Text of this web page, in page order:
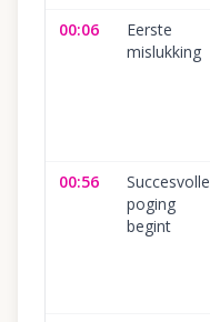
00:06
Eerste
mislukking
00:56
Succesvolle
poging
begint